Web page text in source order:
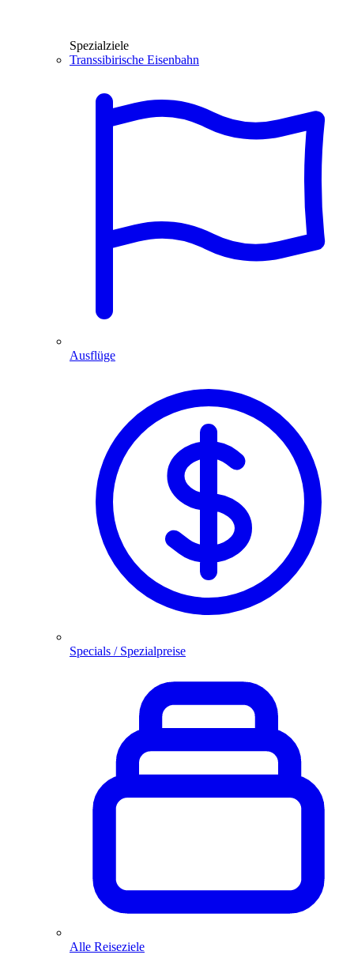
Spezialziele
Transsibirische Eisenbahn
Ausflüge
Specials / Spezialpreise
Alle Reiseziele